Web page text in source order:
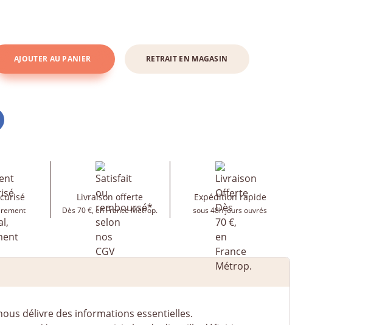
AJOUTER AU PANIER RETRAIT EN MAGASIN
Livraison offerte
Dès 70 €, en France Métrop.
Expédition rapide
sous 48h jours ouvrés
délivre des informations essentielles.